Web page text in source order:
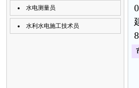
水电测量员
水利水电施工技术员